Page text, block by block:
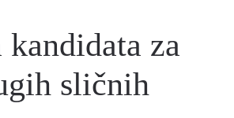
za
sličnih